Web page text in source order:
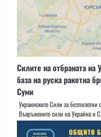
Силите на отбраната на
база на руска ракетна
Суми
Украинските Сили за
Въоръжените сили на Украйна и